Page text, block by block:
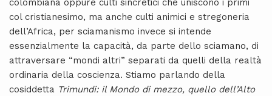
colombiana oppure culti sincretici che uniscono i primi
col cristianesimo, ma anche culti animici e stregoneria
dell’Africa, per sciamanismo invece si intende
essenzialmente la capacità, da parte dello sciamano, di
attraversare “mondi altri” separati da quelli della realtà
ordinaria della coscienza. Stiamo parlando della
cosiddetta Trimundi: il Mondo di mezzo, quello dell’Alto